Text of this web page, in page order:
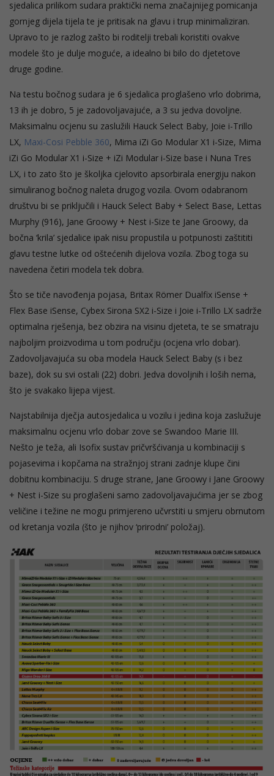
sjedalica prilikom sudara praktički nema značajnijeg pomicanja
gornjeg dijela tijela te je pritisak na glavu i trup minimaliziran.
Upravo to je razlog zašto bi roditelji trebali koristiti ovakve
modele što je dulje moguće, a idealno bi bilo do djetetove
druge godine.
Na testu bočnog sudara je 6 sjedalica proglašeno vrlo dobrima,
13 ih je dobro, 5 je zadovoljavajuće, a 3 su jedva dovoljne.
Maksimalnu ocjenu su zaslužili Hauck Select Baby, Joie i-Trillo
LX, Maxi-Cosi Pebble 360, Mima iZi Go Modular X1 i-Size, Mima
iZi Go Modular X1 i-Size + iZi Modular i-Size base i Nuna Tres
LX, i to zato što je školjka cjelovito apsorbirala energiju nakon
simuliranog bočnog naleta drugog vozila. Ovom odabranom
društvu bi se priključili i Hauck Select Baby + Select Base, Lettas
Murphy (916), Jane Groowy + Nest i-Size te Jane Groowy, da
bočna ‘krila’ sjedalice ipak nisu propustila u potpunosti zaštititi
glavu testne lutke od oštećenih dijelova vozila. Zbog toga su
navedena četiri modela tek dobra.
Što se tiče navođenja pojasa, Britax Römer Dualfix iSense +
Flex Base iSense, Cybex Sirona SX2 i-Size i Joie i-Trillo LX sadrže
optimalna rješenja, bez obzira na visinu djeteta, te se smatraju
najboljim proizvodima u tom području (ocjena vrlo dobar).
Zadovoljavajuća su oba modela Hauck Select Baby (s i bez
baze), dok su svi ostali (22) dobri. Jedva dovoljnih i loših nema,
što je svakako lijepa vijest.
Najstabilnija dječja autosjedalica u vozilu i jedina koja zaslužuje
maksimalnu ocjenu vrlo dobar zove se Swandoo Marie III.
Nešto je teža, ali Isofix sustav pričvršćivanja u kombinaciji s
pojasevima i kopčama na stražnjoj strani zadnje klupe čini
dobitnu kombinaciju. S druge strane, Jane Groowy i Jane Groowy
+ Nest i-Size su proglašeni samo zadovoljavajućima jer se zbog
veličine i težine ne mogu primjereno učvrstiti u smjeru obrnutom
od kretanja vozila (što je njihov ‘prirodni’ položaj).